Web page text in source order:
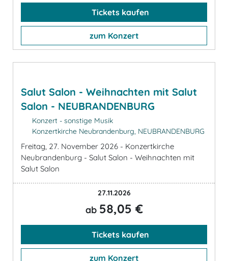
Tickets kaufen
zum Konzert
Salut Salon - Weihnachten mit Salut
Salon - NEUBRANDENBURG
Konzert - sonstige Musik
Konzertkirche Neubrandenburg, NEUBRANDENBURG
Freitag, 27. November 2026 - Konzertkirche
Neubrandenburg - Salut Salon - Weihnachten mit
Salut Salon
27.11.2026
ab 58,05 €
Tickets kaufen
zum Konzert